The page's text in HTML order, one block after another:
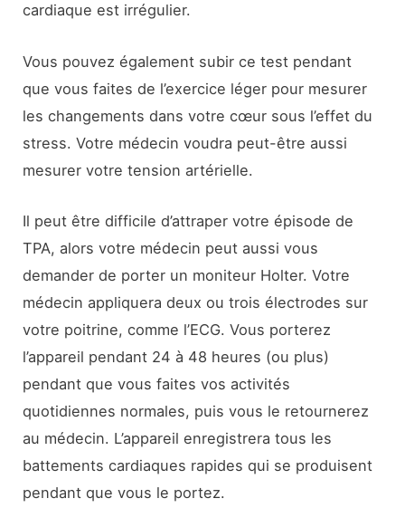
cardiaque est irrégulier.
Vous pouvez également subir ce test pendant
que vous faites de l’exercice léger pour mesurer
les changements dans votre cœur sous l’effet du
stress. Votre médecin voudra peut-être aussi
mesurer votre tension artérielle.
Il peut être difficile d’attraper votre épisode de
TPA, alors votre médecin peut aussi vous
demander de porter un moniteur Holter. Votre
médecin appliquera deux ou trois électrodes sur
votre poitrine, comme l’ECG. Vous porterez
l’appareil pendant 24 à 48 heures (ou plus)
pendant que vous faites vos activités
quotidiennes normales, puis vous le retournerez
au médecin. L’appareil enregistrera tous les
battements cardiaques rapides qui se produisent
pendant que vous le portez.